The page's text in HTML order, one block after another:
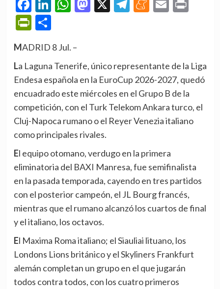
Facebook
LinkedIn
WhatsApp
Mastodon
X Telegram
Meneame
Email
PrintFriendly
Compartir
MADRID 8 Jul. –
La Laguna Tenerife, único representante de la Liga
Endesa española en la EuroCup 2026-2027, quedó
encuadrado este miércoles en el Grupo B de la
competición, con el Turk Telekom Ankara turco, el
Cluj-Napoca rumano o el Reyer Venezia italiano
como principales rivales.
El equipo otomano, verdugo en la primera
eliminatoria del BAXI Manresa, fue semifinalista
en la pasada temporada, cayendo en tres partidos
con el posterior campeón, el JL Bourg francés,
mientras que el rumano alcanzó los cuartos de final
y el italiano, los octavos.
El Maxima Roma italiano; el Siauliai lituano, los
Londons Lions británico y el Skyliners Frankfurt
alemán completan un grupo en el que jugarán
todos contra todos, con los cuatro primeros